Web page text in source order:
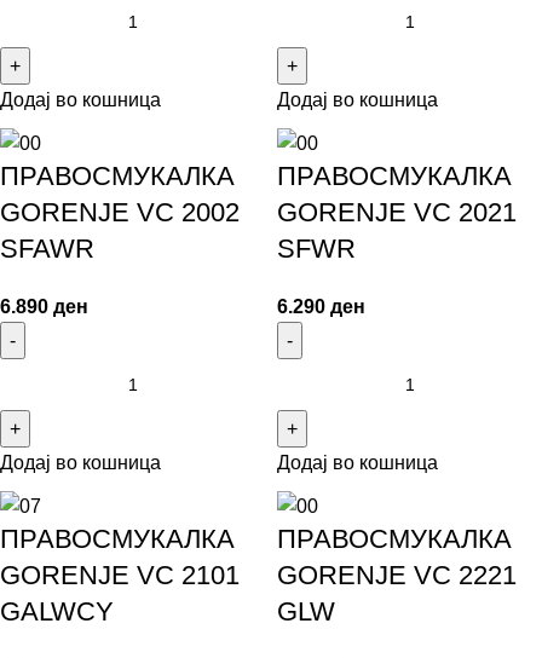
Додај во кошница Додај во кошница
ПРАВОСМУКАЛКА
GORENJE VC 2002
SFAWR
6.890 ден
Додај во кошница
ПРАВОСМУКАЛКА
GORENJE VC 2021
SFWR
6.290 ден
Додај во кошница
ПРАВОСМУКАЛКА
GORENJE VC 2101
GALWCY
ПРАВОСМУКАЛКА
GORENJE VC 2221
GLW